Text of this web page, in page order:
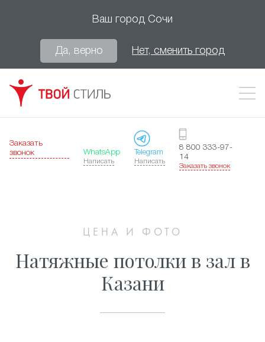
Ваш город Сочи
Да, верно Нет, сменить город
Заказать
звонок
WhatsApp
Написать
Telegram
Написать
8 800 333-97-
14
Заказать звонок
ЦЕНА И ФОТО
Натяжные потолки в зал в
Казани